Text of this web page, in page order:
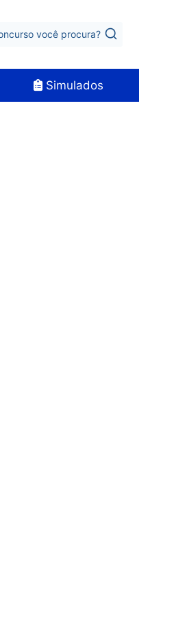
você procura?
Simulados